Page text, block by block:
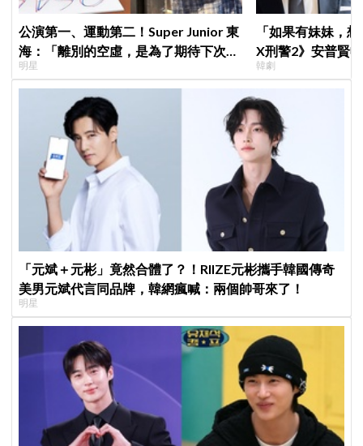
公演第一、運動第二！Super Junior 東
海：「離別的空虛，是為了期待下次再
見」
明星
「如果有妹妹，
X刑警2》安普賢
哥哥們都認證的
韓劇
「元斌＋元彬」竟然合體了？！RIIZE元彬攜手韓國傳奇
美男元斌代言同品牌，韓網瘋喊：兩個帥哥來了！
明星